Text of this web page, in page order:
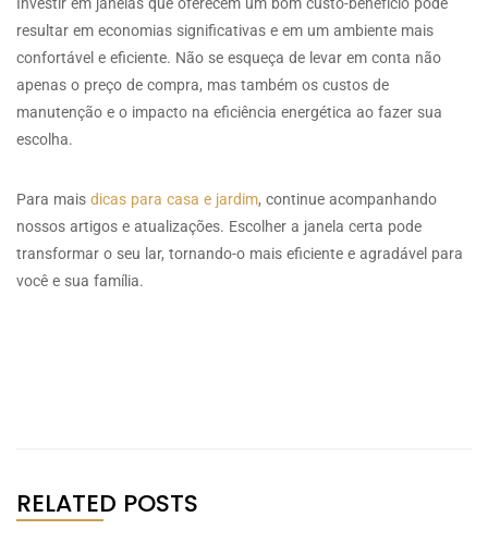
resultar em economias significativas e em um ambiente mais
confortável e eficiente. Não se esqueça de levar em conta não
apenas o preço de compra, mas também os custos de
manutenção e o impacto na eficiência energética ao fazer sua
escolha.
Para mais dicas para casa e jardim, continue acompanhando
nossos artigos e atualizações. Escolher a janela certa pode
transformar o seu lar, tornando-o mais eficiente e agradável para
você e sua família.
RELATED POSTS